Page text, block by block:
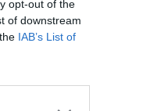
opt-out of the
of downstream
IAB’s List of